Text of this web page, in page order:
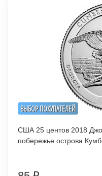
ВЫБОР ПОКУПАТЕЛЕЙ
США 25 центов 2018 Джорджия. Национальное